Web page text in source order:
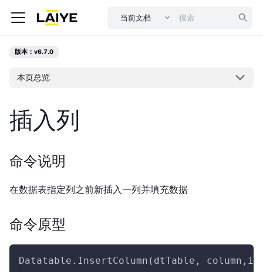
当前文档
版本：v6.7.0
本页总览
插入列
命令说明
在数据表指定列之前新插入一列并填充数据
命令原型
Datatable.InsertColumn(dtTable,